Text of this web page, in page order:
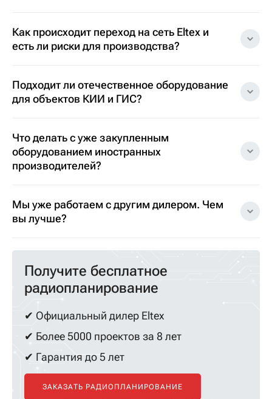
Как происходит переход на сеть Eltex и
есть ли риски для производства?
Подходит ли отечественное оборудование
для объектов КИИ и ГИС?
Что делать с уже закупленным
оборудованием иностранных
производителей?
Мы уже работаем с другим дилером. Чем
вы лучше?
Получите бесплатное
радиопланирование
✔ Официальный дилер Eltex
✔ Более 5000 проектов за 8 лет
✔ Гарантия до 5 лет
ЗАКАЗАТЬ РАДИОПЛАНИРОВАНИЕ